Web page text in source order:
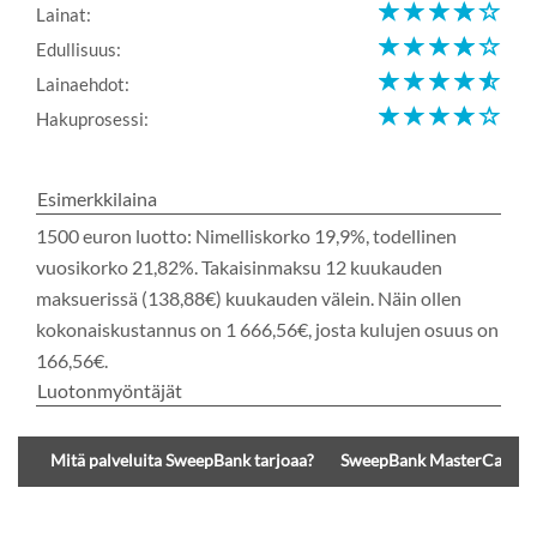
Lainat:
Edullisuus:
Lainaehdot:
Hakuprosessi:
Esimerkkilaina
1500 euron luotto: Nimelliskorko 19,9%, todellinen
vuosikorko 21,82%. Takaisinmaksu 12 kuukauden
maksuerissä (138,88€) kuukauden välein. Näin ollen
kokonaiskustannus on 1 666,56€, josta kulujen osuus on
166,56€.
Luotonmyöntäjät
Mitä palveluita SweepBank tarjoaa? SweepBank MasterCard